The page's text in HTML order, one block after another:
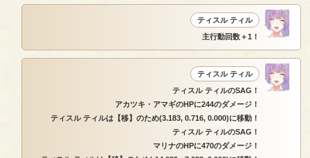
ティスル ティル
主行動回数＋1！
ティスル ティル
ティスル ティルのSAG！
アカツキ・アマギのHPに244のダメージ！
ティスル ティルは【移】のため(3.183, 0.716, 0.000)に移動！
ティスル ティルのSAG！
マリナのHPに470のダメージ！